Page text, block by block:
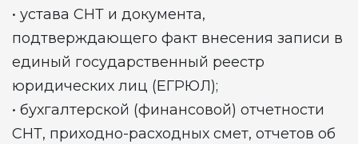
• устава СНТ и документа,
подтверждающего факт внесения записи в
единый государственный реестр
юридических лиц (ЕГРЮЛ);
• бухгалтерской (финансовой) отчетности
СНТ, приходно-расходных смет, отчетов об